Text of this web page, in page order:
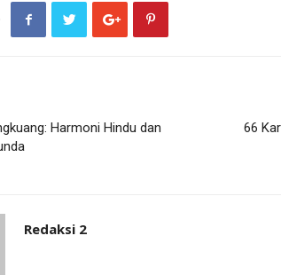
Harmoni Hindu dan
66
Redaksi 2